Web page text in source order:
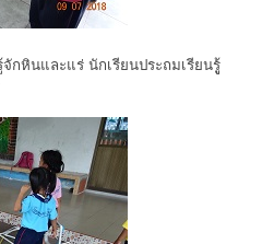
กหินและแร่ นักเรียนประถมเรียนรูู้